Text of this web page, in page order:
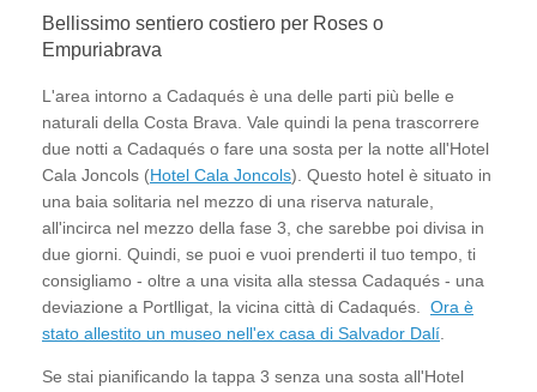
Bellissimo sentiero costiero per Roses o
Empuriabrava
L'area intorno a Cadaqués è una delle parti più belle e
naturali della Costa Brava. Vale quindi la pena trascorrere
due notti a Cadaqués o fare una sosta per la notte all'Hotel
Cala Joncols (Hotel Cala Joncols). Questo hotel è situato in
una baia solitaria nel mezzo di una riserva naturale,
all'incirca nel mezzo della fase 3, che sarebbe poi divisa in
due giorni. Quindi, se puoi e vuoi prenderti il tuo tempo, ti
consigliamo - oltre a una visita alla stessa Cadaqués - una
deviazione a Portlligat, la vicina città di Cadaqués. Ora è
stato allestito un museo nell'ex casa di Salvador Dalí
Se stai pianificando la tappa 3 senza una sosta all'Hotel